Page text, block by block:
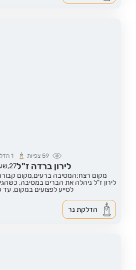
59צפיות 1
לירון ברדה ז"ל27,
מקום רצח:המסיבה ברעים,מקום
לירון ז"ל ניהלה את הברים במסיבה,
לסייע לפצועים במקום,
הדלקת נר